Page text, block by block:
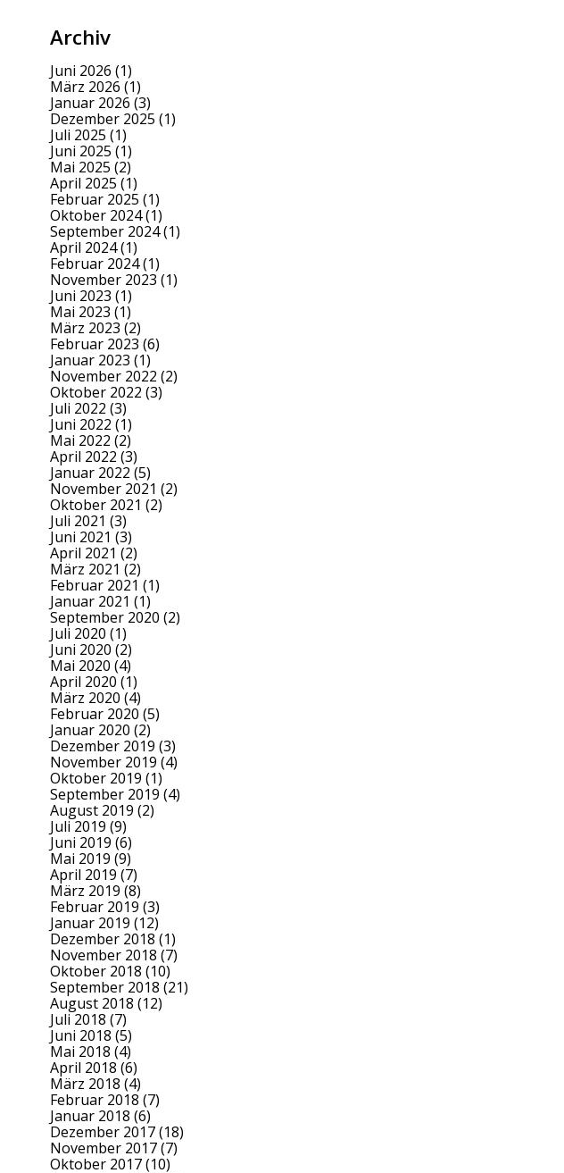
Archiv
Juni 2026 (1)
März 2026 (1)
Januar 2026 (3)
Dezember 2025 (1)
Juli 2025 (1)
Juni 2025 (1)
Mai 2025 (2)
April 2025 (1)
Februar 2025 (1)
Oktober 2024(1)
September 2024(1)
April 2024(1)
Februar 2024(1)
November 2023 (1)
Juni 2023 (1)
Mai 2023 (1)
März 2023 (2)
Februar 2023 (6)
Januar 2023 (1)
November 2022 (2)
Oktober 2022 (3)
Juli 2022 (3)
Juni 2022 (1)
Mai 2022 (2)
April 2022 (3)
Januar 2022 (5)
November 2021 (2)
Oktober 2021 (2)
Juli 2021 (3)
Juni 2021 (3)
April 2021 (2)
März 2021 (2)
Februar 2021 (1)
Januar 2021 (1)
September 2020 (2)
Juli 2020 (1)
Juni 2020 (2)
Mai 2020 (4)
April 2020 (1)
März 2020 (4)
Februar 2020 (5)
Januar 2020 (2)
Dezember 2019 (3)
November 2019 (4)
Oktober 2019 (1)
September 2019 (4)
August 2019 (2)
Juli 2019 (9)
Juni 2019 (6)
Mai 2019 (9)
April 2019 (7)
März 2019 (8)
Februar 2019 (3)
Januar 2019 (12)
Dezember 2018 (1)
November 2018 (7)
Oktober 2018 (10)
September 2018 (21)
August 2018 (12)
Juli 2018 (7)
Juni 2018 (5)
Mai 2018 (4)
April 2018 (6)
März 2018 (4)
Februar 2018 (7)
Januar 2018 (6)
Dezember 2017(18)
November 2017(7)
Oktober 2017(10)